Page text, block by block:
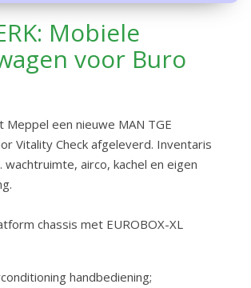
Mobiele
voor Buro
Meppel een nieuwe MAN TGE
Vitality Check afgeleverd. Inventaris
wachtruimte, airco, kachel en eigen
chassis met EUROBOX-XL
handbediening;